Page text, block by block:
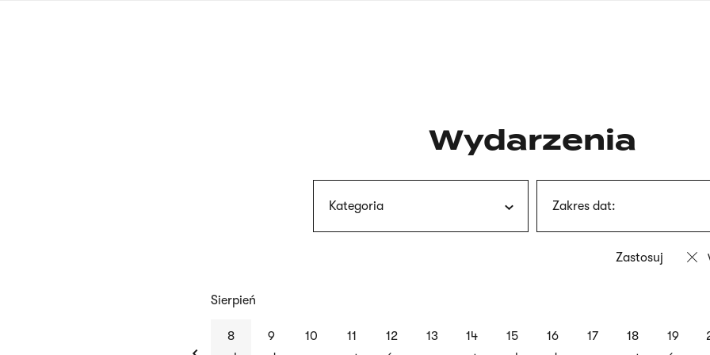
Wydarzenia
Kategoria Zakres dat:
previous
Sierpień
8
9
10
11
12
13
14
15
16
17
18
19